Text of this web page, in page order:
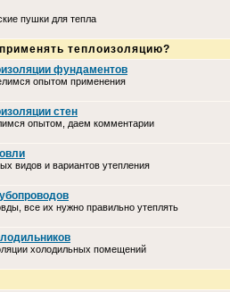
пушки для тепла
теплоизоляцию?
фундаментов
опытом применения
стен
опытом, даем комментарии
видов и вариантов утепления
все их нужно правильно утеплять
холодильных помещений